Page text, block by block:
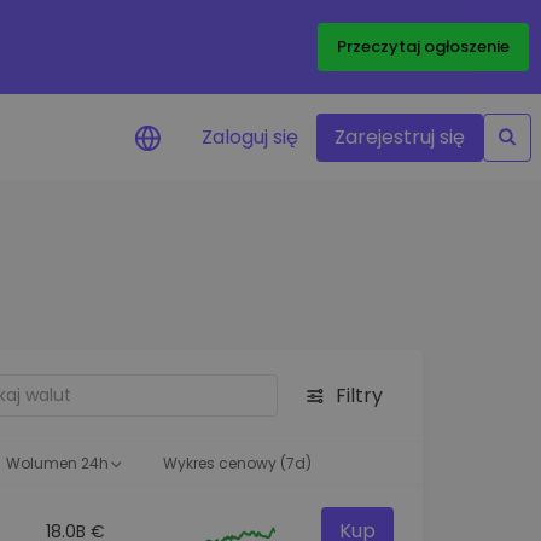
Przeczytaj ogłoszenie
optymalne wyniki
Zaloguj się Zarejestruj się
Filtry
Wolumen 24h Wykres cenowy (7d)
18.0B € Kup